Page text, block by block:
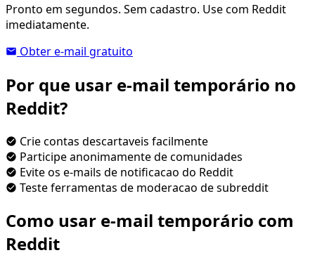
Pronto em segundos. Sem cadastro. Use com Reddit
imediatamente.
Obter e-mail gratuito
Por que usar e-mail temporário no
Reddit?
Crie contas descartaveis facilmente
Participe anonimamente de comunidades
Evite os e-mails de notificacao do Reddit
Teste ferramentas de moderacao de subreddit
Como usar e-mail temporário com
Reddit